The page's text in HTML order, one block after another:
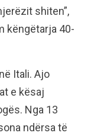
shiten”,
këngëtarja 40-
Itali. Ajo
e kësaj
Nga 13
ndërsa të